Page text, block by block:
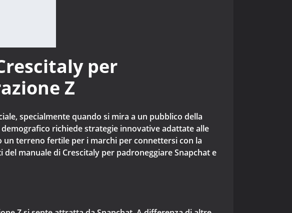
per
Z
specialmente quando si mira a un pubblico della
richiede strategie innovative adattate alle
terreno fertile per i marchi per connettersi con la
manuale di Crescitaly per padroneggiare Snapchat e